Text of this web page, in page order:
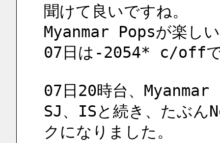
聞けて良いですね。
Myanmar Popsが楽し
07日は-2054* c/offで
07日20時台、Myanmar
SJ、ISと続き、たぶん
クになりました。